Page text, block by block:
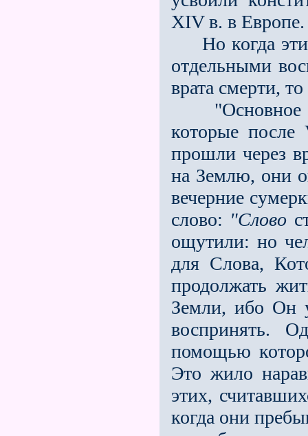
ХIV в. в Европе.
Но когда эти
отдельными
врата смерти,
"Основное
которые
прошли через
на Землю, они
вечерние
слово: "Слово
ощутили: но
для Слова,
продолжать
Земли, ибо Он
воспринять.
помощью
Это жило
этих,
когда они